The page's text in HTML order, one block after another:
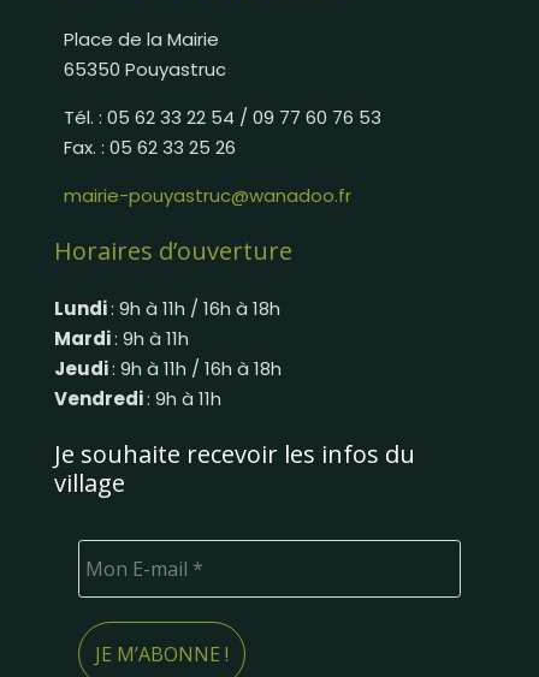
Place de la Mairie
65350 Pouyastruc
Tél. : 05 62 33 22 54 / 09 77 60 76 53
Fax. : 05 62 33 25 26
mairie-pouyastruc@wanadoo.fr
Horaires d’ouverture
Lundi: 9h à 11h / 16h à 18h
Mardi: 9h à 11h
Jeudi: 9h à 11h / 16h à 18h
Vendredi: 9h à 11h
Je souhaite recevoir les infos du
village